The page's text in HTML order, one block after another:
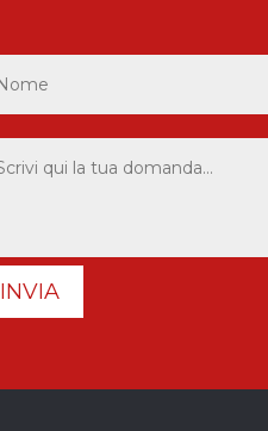
INVIA